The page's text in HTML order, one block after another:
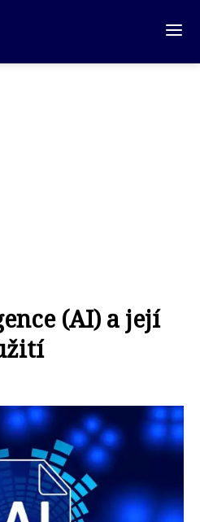
(AI) a její